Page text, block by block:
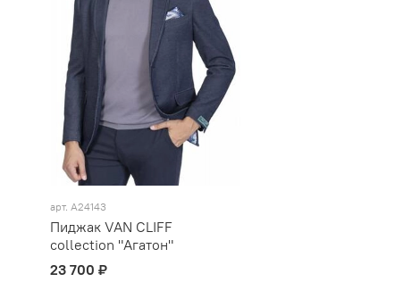
арт.А24143
Пиджак VAN CLIFF
collection "Агатон"
23 700 ₽